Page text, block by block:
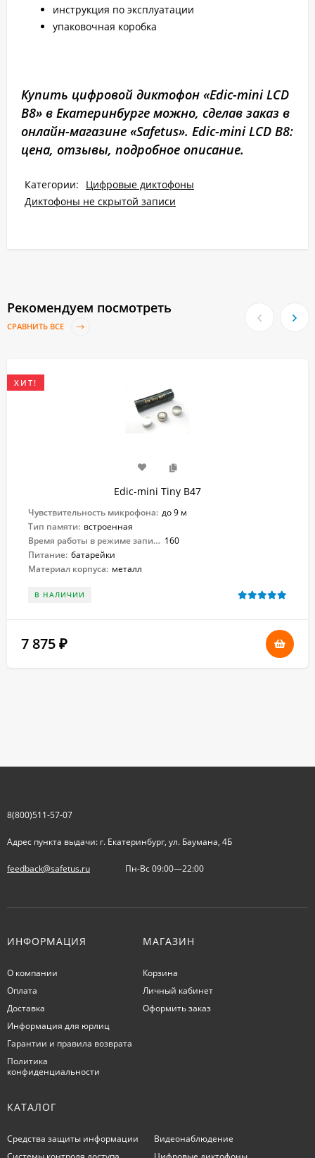
инструкция по эксплуатации
упаковочная коробка
Купить цифровой диктофон «Edic-mini LCD
B8» в Екатеринбурге можно, сделав заказ в
онлайн-магазине «Safetus». Edic-mini LCD B8:
цена, отзывы, подробное описание.
Категории:
Цифровые диктофоны
Диктофоны не скрытой записи
Рекомендуем посмотреть
СРАВНИТЬ ВСЕ
ХИТ!
Edic-mini Tiny B47
Чувствительность микрофона: до 9 м
Тип памяти: встроенная
Время работы в режиме записи: 160
Питание: батарейки
Материал корпуса: металл
В НАЛИЧИИ
7 875 ₽
8(800)511-57-07
Адрес пункта выдачи: г. Екатеринбург, ул. Баумана, 4Б
feedback@safetus.ru Пн-Вс 09:00—22:00
ИНФОРМАЦИЯ
О компании
Оплата
Доставка
Информация для юрлиц
Гарантии и правила возврата
Политика
конфиденциальности
МАГАЗИН
Корзина
Личный кабинет
Оформить заказ
КАТАЛОГ
Средства защиты информации
Видеонаблюдение